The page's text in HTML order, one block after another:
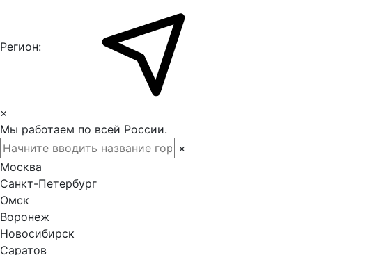
Регион:
×
Мы работаем по всей России.
×
Москва
Санкт-Петербург
Омск
Воронеж
Новосибирск
Саратов